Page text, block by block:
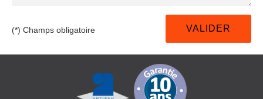
(*) Champs obligatoire